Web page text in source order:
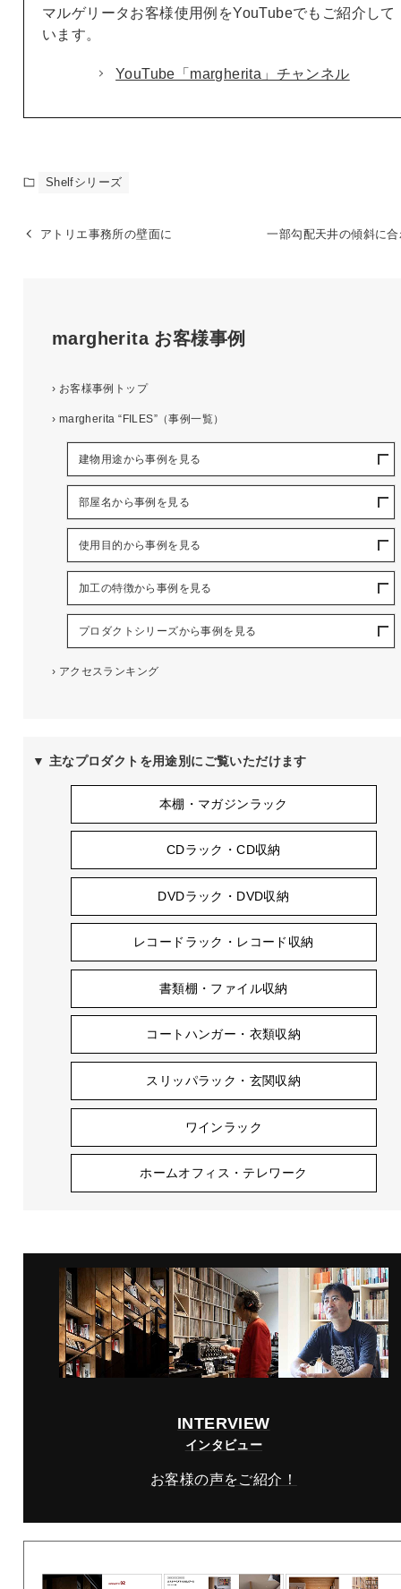
マルゲリータお客様使用例をYouTubeでもご紹介して
います。
YouTube「margherita」チャンネル
Shelfシリーズ
アトリエ事務所の壁面に 一部勾配天井の傾斜に
margherita お客様事例
› お客様事例トップ
› margherita “FILES”（事例一覧）
建物用途から事例を見る
部屋名から事例を見る
使用目的から事例を見る
加工の特徴から事例を見る
プロダクトシリーズから事例を見る
› アクセスランキング
▼ 主なプロダクトを用途別にご覧いただけます
本棚・マガジンラック
CDラック・CD収納
DVDラック・DVD収納
レコードラック・レコード収納
書類棚・ファイル収納
コートハンガー・衣類収納
スリッパラック・玄関収納
ワインラック
ホームオフィス・テレワーク
INTERVIEW
インタビュー
お客様の声をご紹介！